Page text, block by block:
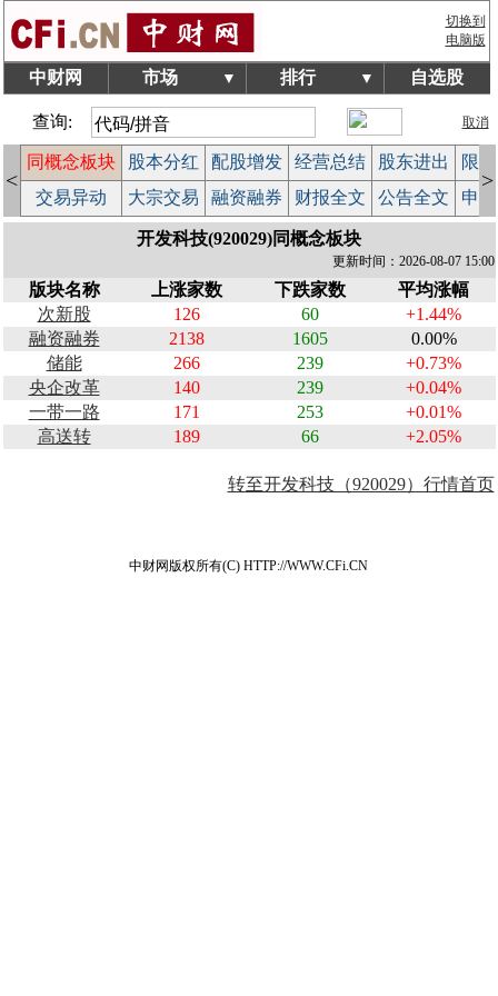
切换到
电脑版
中财网 市场 ▼ 排行 ▼ 自选股
查询: 取消
<
同概念板块 股本分红 配股增发 经营总结 股东进出
限
交易异动 大宗交易 融资融券 财报全文 公告全文 申
>
开发科技(920029)同概念板块
更新时间：2026-08-07 15:00
版块名称 上涨家数 下跌家数
平均涨幅
次新股
126 60
+1.44%
融资融券
2138 1605
0.00%
储能
266 239
+0.73%
央企改革
140 239
+0.04%
一带一路
171 253
+0.01%
高送转
189 66 +2.05%
转至开发科技（920029）行情首页
中财网版权所有(C) HTTP://WWW.CFi.CN